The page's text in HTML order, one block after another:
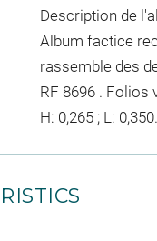
Description de
Album factice
rassemble des
RF 8696 . Folios
H: 0,265 ; L: 0,350.